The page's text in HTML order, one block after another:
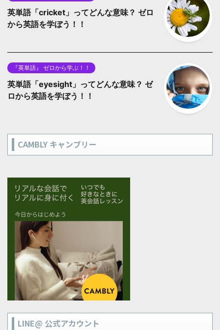
英単語「cricket」ってどんな意味？ ゼロ
から英語を学ぼう！！
『英単語』 ゼロから学ぶ！！
英単語「eyesight」ってどんな意味？ ゼ
ロから英語を学ぼう！！
CAMBLY キャンブリー
LINE@ 公式アカウント